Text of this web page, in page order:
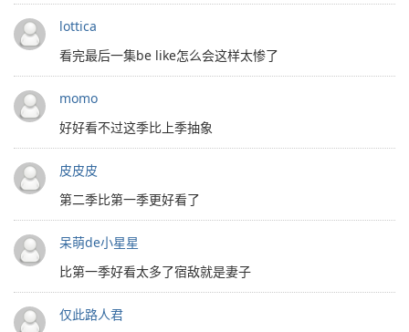
lottica
看完最后一集be like怎么会这样太惨了
momo
好好看不过这季比上季抽象
皮皮皮
第二季比第一季更好看了
呆萌de小星星
比第一季好看太多了宿敌就是妻子
仅此路人君